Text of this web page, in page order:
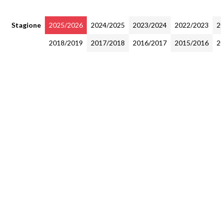
Stagione 2025/2026 2024/2025 2023/2024 2022/2023
2018/2019 2017/2018 2016/2017 2015/2016